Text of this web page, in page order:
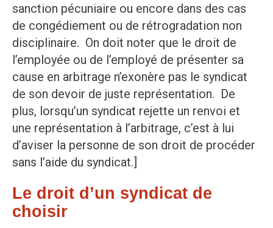
sanction pécuniaire ou encore dans des cas
de congédiement ou de rétrogradation non
disciplinaire. On doit noter que le droit de
l’employée ou de l’employé de présenter sa
cause en arbitrage n’exonère pas le syndicat
de son devoir de juste représentation. De
plus, lorsqu’un syndicat rejette un renvoi et
une représentation à l’arbitrage, c’est à lui
d’aviser la personne de son droit de procéder
sans l’aide du syndicat.]
Le droit d’un syndicat de
choisir